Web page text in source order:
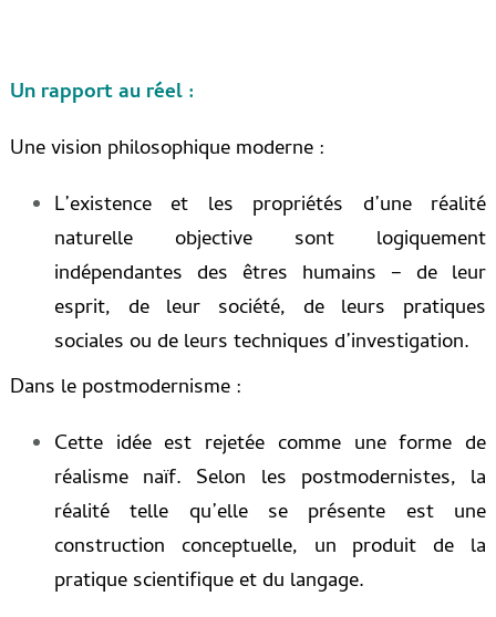
Un rapport au réel :
Une vision philosophique moderne :
L’existence et les propriétés d’une réalité
naturelle objective sont logiquement
indépendantes des êtres humains – de leur
esprit, de leur société, de leurs pratiques
sociales ou de leurs techniques d’investigation.
Dans le postmodernisme :
Cette idée est rejetée comme une forme de
réalisme naïf. Selon les postmodernistes, la
réalité telle qu’elle se présente est une
construction conceptuelle, un produit de la
pratique scientifique et du langage.